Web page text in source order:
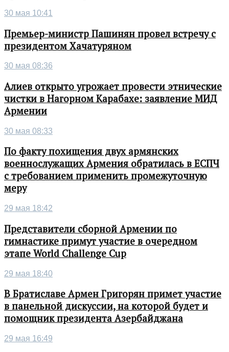
30 мая 10:41
Премьер-министр Пашинян провел встречу с
президентом Хачатуряном
30 мая 08:36
Алиев открыто угрожает провести этнические
чистки в Нагорном Карабахе: заявление МИД
Армении
30 мая 08:33
По факту похищения двух армянских
военнослужащих Армения обратилась в ЕСПЧ
с требованием применить промежуточную
меру
29 мая 18:42
Представители сборной Армении по
гимнастике примут участие в очередном
этапе World Challenge Cup
29 мая 18:40
В Братиславе Армен Григорян примет участие
в панельной дискуссии, на которой будет и
помощник президента Азербайджана
29 мая 16:49